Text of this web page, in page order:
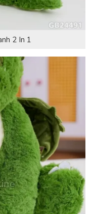
2 In 1